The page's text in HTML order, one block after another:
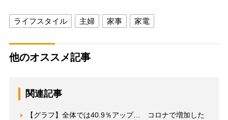
ライフスタイル 主婦 家事 家電
他のオススメ記事
関連記事
【グラフ】全体では40.9％アップ… コロナで増加した